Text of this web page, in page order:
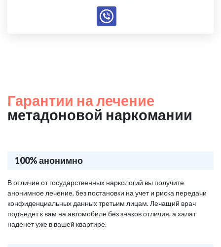
Гарантии на лечение
метадоновой наркомании
100% анонимно
В отличие от государственных наркологий вы получите
анонимное лечение, без постановки на учет и риска передачи
конфиденциальных данных третьим лицам. Лечащий врач
подъедет к вам на автомобиле без знаков отличия, а халат
наденет уже в вашей квартире.